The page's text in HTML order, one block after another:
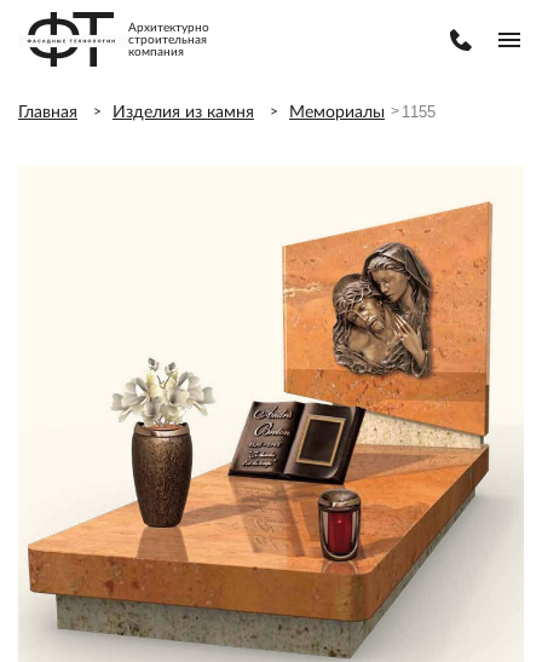
Архитектурно
строительная
компания
1155
Главная Изделия из камня Мемориалы 1155